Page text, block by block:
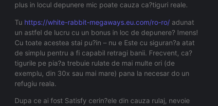
plus in locul depunere mic poate cauza ca?tiguri reale.
Tu https://white-rabbit-megaways.eu.com/ro-ro/ adunat
un astfel de lucru cu un bonus in loc de depunere? Imens!
Cu toate acestea stai pu?in – nu e Este cu siguran?a atat
de simplu pentru a fi capabil retragi banii. Frecvent, ca?
tigurile pe pia?a trebuie rulate de mai multe ori (de
exemplu, din 30x sau mai mare) pana la necesar do un
refugiu reala.
Dupa ce ai fost Satisfy cerin?ele din cauza rulaj, nevoie